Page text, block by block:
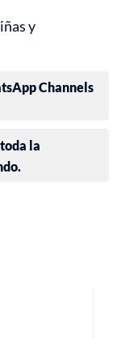
y
Channels
la